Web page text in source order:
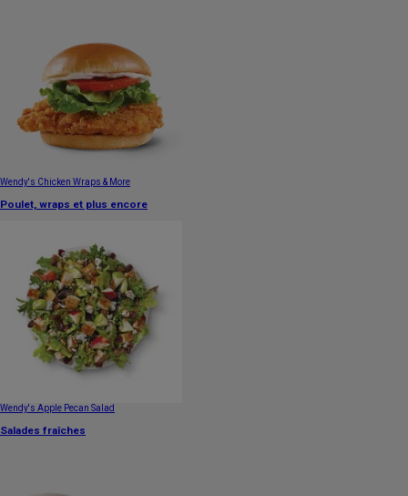
Wendy's Chicken Wraps & More
Poulet, wraps et plus encore
Wendy's Apple Pecan Salad
Salades fraîches